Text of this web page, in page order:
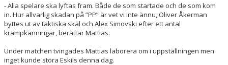
- Alla spelare ska lyftas fram. Både de som startade och de som kom
in. Hur allvarlig skadan på ”PP” är vet vi inte ännu, Oliver Åkerman
byttes ut av taktiska skäl och Alex Simovski efter ett antal
krampkänningar, berättar Mattias.
Under matchen tvingades Mattias laborera om i uppställningen men
inget kunde störa Eskils denna dag.